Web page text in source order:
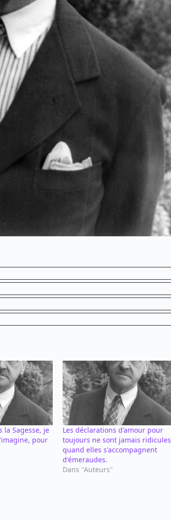
la Sagesse, je
pour
Les déclarations d'amour pour
toujours ne sont jamais ridicules
quand elles s'accompagnent
d'émeraudes.
Dans "Auteurs"